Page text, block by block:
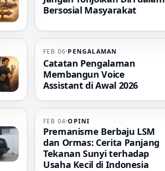
Bersosial Masyarakat
FEB 06·PENGALAMAN
Catatan Pengalaman
Membangun Voice
Assistant di Awal 2026
FEB 04·OPINI
Premanisme Berbaju LSM
dan Ormas: Cerita Panjang
Tekanan Sunyi terhadap
Usaha Kecil di Indonesia